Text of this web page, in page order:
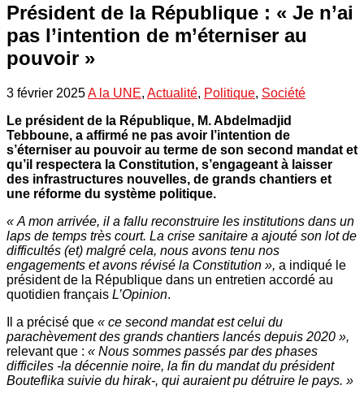
Président de la République : « Je n’ai
pas l’intention de m’éterniser au
pouvoir »
3 février 2025A la UNE, Actualité, Politique, Société
Le président de la République, M. Abdelmadjid
Tebboune, a affirmé ne pas avoir l’intention de
s’éterniser au pouvoir au terme de son second mandat et
qu’il respectera la Constitution, s’engageant à laisser
des infrastructures nouvelles, de grands chantiers et
une réforme du système politique.
« A mon arrivée, il a fallu reconstruire les institutions dans un
laps de temps très court. La crise sanitaire a ajouté son lot de
difficultés (et) malgré cela, nous avons tenu nos
engagements et avons révisé la Constitution », a indiqué le
président de la République dans un entretien accordé au
quotidien français L’Opinion.
Il a précisé que « ce second mandat est celui du
parachèvement des grands chantiers lancés depuis 2020 »,
relevant que : « Nous sommes passés par des phases
difficiles -la décennie noire, la fin du mandat du président
Bouteflika suivie du hirak-, qui auraient pu détruire le pays. »